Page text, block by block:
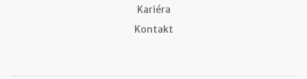
Kariéra
Kontakt